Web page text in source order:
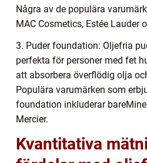
Några av de populära
MAC Cosmetics, Estée Lauder
3. Puder foundation: Oljefria
perfekta för personer med fet
att absorbera överflödig olja
Populära varumärken som
foundation inkluderar
Mercier.
Kvantitativa